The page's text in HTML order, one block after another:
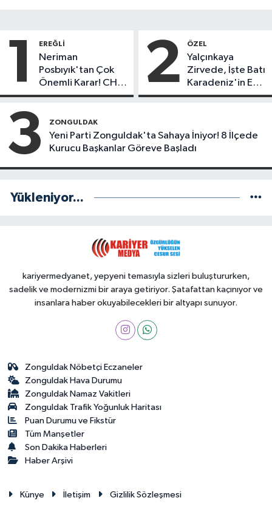
1 EREĞLI
Neriman
Posbıyık'tan Çok
Önemli Karar! CHP
mi Yeni Parti mi?
2 ÖZEL
Yalçınkaya
Zirvede, İşte Batı
Karadeniz'in En
Başarılı Belediye
3 ZONGULDAK
Yeni Parti Zonguldak'ta Sahaya İniyor! 8 İlçede
Kurucu Başkanlar Göreve Başladı
Yükleniyor...
kariyermedyanet, yepyeni temasıyla sizleri buluştururken,
sadelik ve modernizmi bir araya getiriyor. Şatafattan kaçınıyor ve
insanlara haber okuyabilecekleri bir altyapı sunuyor.
Zonguldak Nöbetçi Eczaneler
Zonguldak Hava Durumu
Zonguldak Namaz Vakitleri
Zonguldak Trafik Yoğunluk Haritası
Puan Durumu ve Fikstür
Tüm Manşetler
Son Dakika Haberleri
Haber Arşivi
Künye İletişim Gizlilik Sözleşmesi